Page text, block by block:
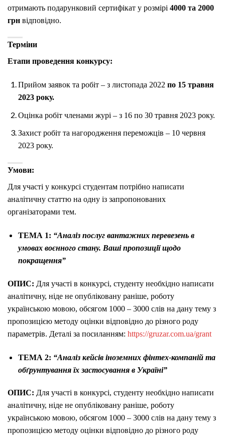
отримають подарунковий сертифікат у розмірі 4000 та 2000
грн відповідно.
Терміни
Етапи проведення конкурсу:
Прийом заявок та робіт – з листопада 2022 по 15 травня
2023 року.
Оцінка робіт членами журі – з 16 по 30 травня 2023 року.
Захист робіт та нагородження переможців – 10 червня
2023 року.
Умови:
Для участі у конкурсі студентам потрібно написати
аналітичну статтю на одну із запропонованих
організаторами тем.
ТЕМА 1: “Аналіз послуг вантажних перевезень в
умовах воєнного стану. Ваші пропозиції щодо
покращення”
ОПИС: Для участі в конкурсі, студенту необхідно написати
аналітичну, ніде не опубліковану раніше, роботу
українською мовою, обсягом 1000 – 3000 слів на дану тему з
пропозицією методу оцінки відповідно до різного роду
параметрів. Деталі за посиланням: https://gruzar.com.ua/grant
ТЕМА 2: “Аналіз кейсів іноземних фінтех-компаній та
обґрунтування їх застосування в Україні”
ОПИС: Для участі в конкурсі, студенту необхідно написати
аналітичну, ніде не опубліковану раніше, роботу
українською мовою, обсягом 1000 – 3000 слів на дану тему з
пропозицією методу оцінки відповідно до різного роду